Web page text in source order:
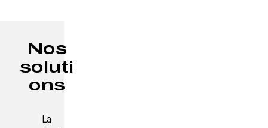
Nos
soluti
ons
La